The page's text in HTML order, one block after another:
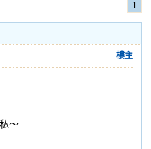
1
樓主
～